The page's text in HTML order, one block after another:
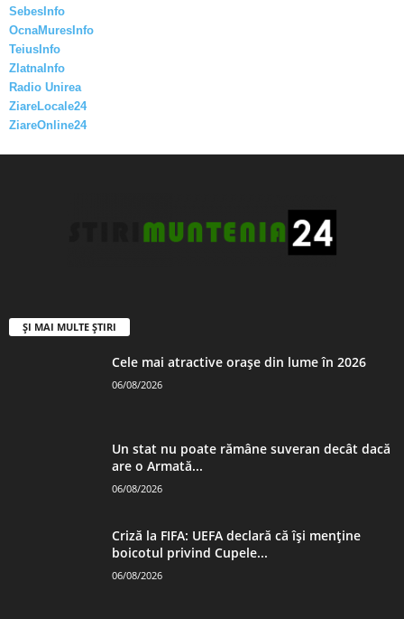
SebesInfo
OcnaMuresInfo
TeiusInfo
ZlatnaInfo
Radio Unirea
ZiareLocale24
ZiareOnline24
ȘI MAI MULTE ȘTIRI
Cele mai atractive orașe din lume în 2026
06/08/2026
Un stat nu poate rămâne suveran decât dacă
are o Armată...
06/08/2026
Criză la FIFA: UEFA declară că îşi menţine
boicotul privind Cupele...
06/08/2026